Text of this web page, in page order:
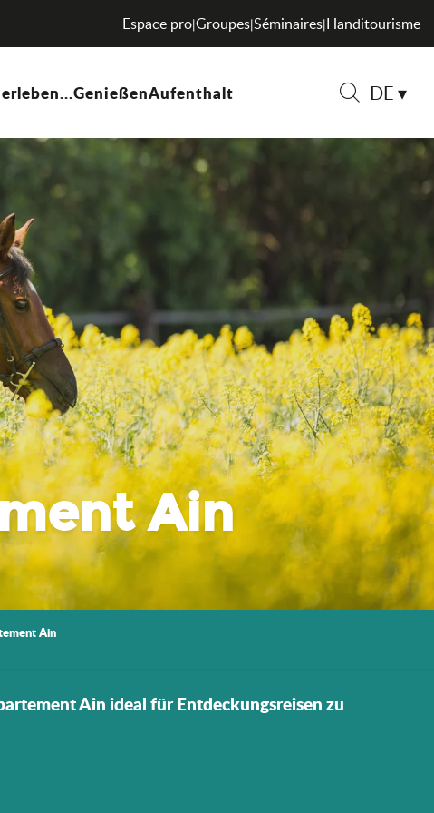
DE
Espace pro|Groupes|Séminaires|Handitourisme
GenießenAufenthalt
Ain
Ain
Ain ideal für Entdeckungsreisen zu